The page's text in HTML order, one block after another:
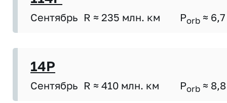
Сентябрь R ≈ 235 млн. км Porb ≈ 6,7
14P
Сентябрь R ≈ 410 млн. км Porb ≈ 8,8